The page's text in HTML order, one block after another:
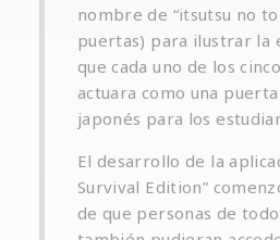
nombre de “itsutsu no
puertas) para ilustrar la
que cada uno de los
actuara como una
japonés para los
El desarrollo de la
Survival Edition”
de que personas de